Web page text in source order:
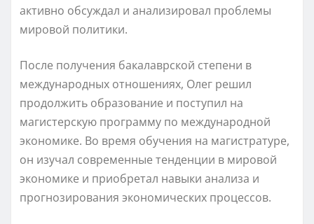
активно обсуждал и анализировал проблемы
мировой политики.
После получения бакалаврской степени в
международных отношениях, Олег решил
продолжить образование и поступил на
магистерскую программу по международной
экономике. Во время обучения на магистратуре,
он изучал современные тенденции в мировой
экономике и приобретал навыки анализа и
прогнозирования экономических процессов.